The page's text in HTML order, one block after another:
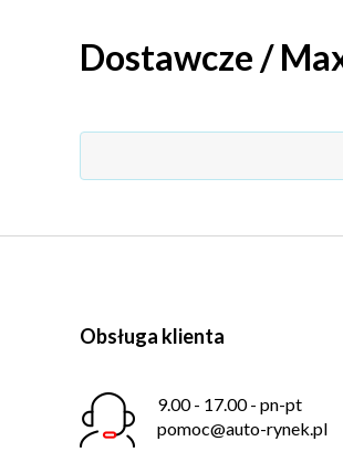
Dostawcze /
Obsługa klienta
9.00 - 17.00 - pn-pt
pomoc@auto-rynek.pl